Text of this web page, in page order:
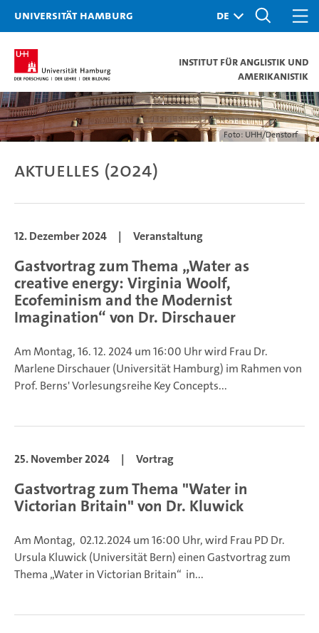
Universität Hamburg
Institut für Anglistik und
Amerikanistik
Foto: UHH/Denstorf
Aktuelles (2024)
12. Dezember 2024 | Veranstaltung
Gastvortrag zum Thema „Water as
creative energy: Virginia Woolf,
Ecofeminism and the Modernist
Imagination“ von Dr. Dirschauer
Am Montag, 16. 12. 2024 um 16:00 Uhr wird Frau Dr.
Marlene Dirschauer (Universität Hamburg) im Rahmen von
Prof. Berns' Vorlesungsreihe Key Concepts...
25. November 2024 | Vortrag
Gastvortrag zum Thema "Water in
Victorian Britain" von Dr. Kluwick
Am Montag, 02.12.2024 um 16:00 Uhr, wird Frau PD Dr.
Ursula Kluwick (Universität Bern) einen Gastvortrag zum
Thema „Water in Victorian Britain“ in...